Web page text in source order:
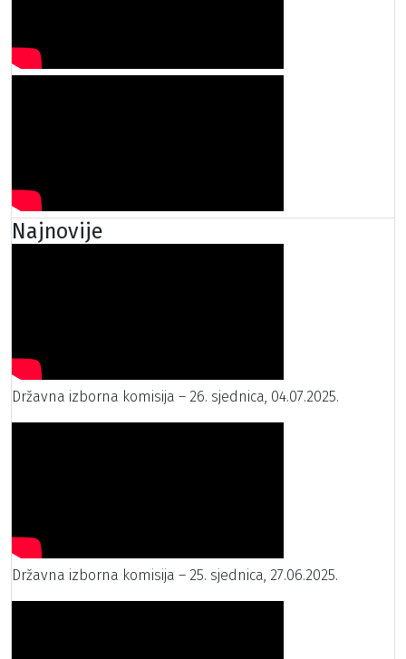
Najnovije
Državna izborna komisija – 26. sjednica, 04.07.2025.
Državna izborna komisija – 25. sjednica, 27.06.2025.